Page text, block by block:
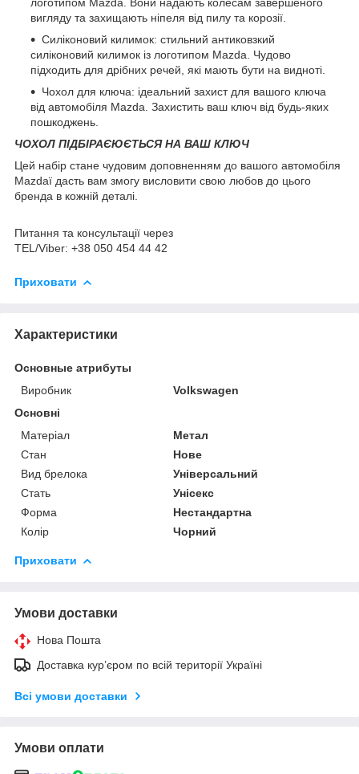
вигляду та захищають ніпеля від пилу та корозії.
Силіконовий килимок: стильний антиковзкий
силіконовий килимок із логотипом Mazda. Чудово
підходить для дрібних речей, які мають бути на видноті.
Чохол для ключа: ідеальний захист для вашого ключа
від автомобіля Mazda. Захистить ваш ключ від будь-яких
пошкоджень.
ЧОХОЛ ПІДБІРАЄЮЄТЬСЯ НА ВАШ КЛЮЧ
Цей набір стане чудовим доповненням до вашого автомобіля
Mazdaї дасть вам змогу висловити свою любов до цього
бренда в кожній деталі.
Питання та консультації через
TEL/Viber: +38 050 454 44 42
Приховати
Характеристики
Основные атрибуты
Виробник
Volkswagen
Основні
Матеріал
Метал
Стан
Нове
Вид брелока
Універсальний
Стать
Унісекс
Форма
Нестандартна
Колір
Чорний
Приховати
Умови доставки
Нова Пошта
Доставка кур’єром по всій території Україні
Всі умови доставки
Умови оплати